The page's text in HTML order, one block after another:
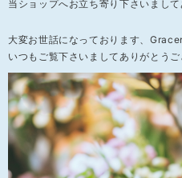
当ショップへお立ち寄り下さいまして
大変お世話になっております、
いつもご覧下さいましてありがとうご